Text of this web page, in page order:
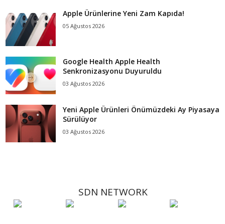
Apple Ürünlerine Yeni Zam Kapıda!
05 Ağustos 2026
Google Health Apple Health
Senkronizasyonu Duyuruldu
03 Ağustos 2026
Yeni Apple Ürünleri Önümüzdeki Ay Piyasaya
Sürülüyor
03 Ağustos 2026
SDN NETWORK